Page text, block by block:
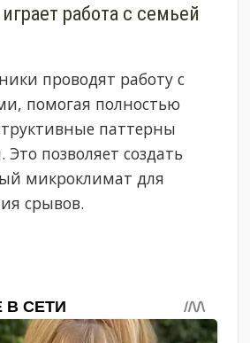
работа с семьей
проводят работу с
помогая полностью
паттерны
Это позволяет создать
микроклимат для
срывов.